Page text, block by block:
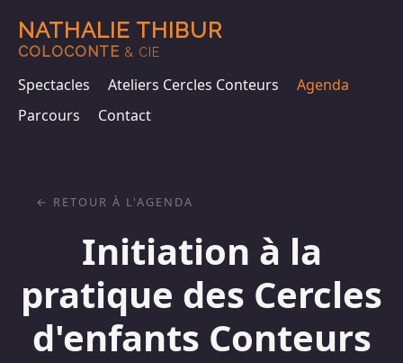
NATHALIE THIBUR
COLOCONTE & CIE
Spectacles Ateliers Cercles Conteurs
Agenda
Parcours
Contact
Initiation à la
pratique des Cercles
d'enfants Conteurs
RETOUR À L'AGENDA